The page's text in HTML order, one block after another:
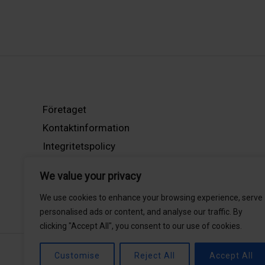
We value your privacy
We use cookies to enhance your browsing experience, serve
personalised ads or content, and analyse our traffic. By
clicking "Accept All", you consent to our use of cookies.
Customise Reject All Accept All
Företaget
Kontaktinformation
Integritetspolicy